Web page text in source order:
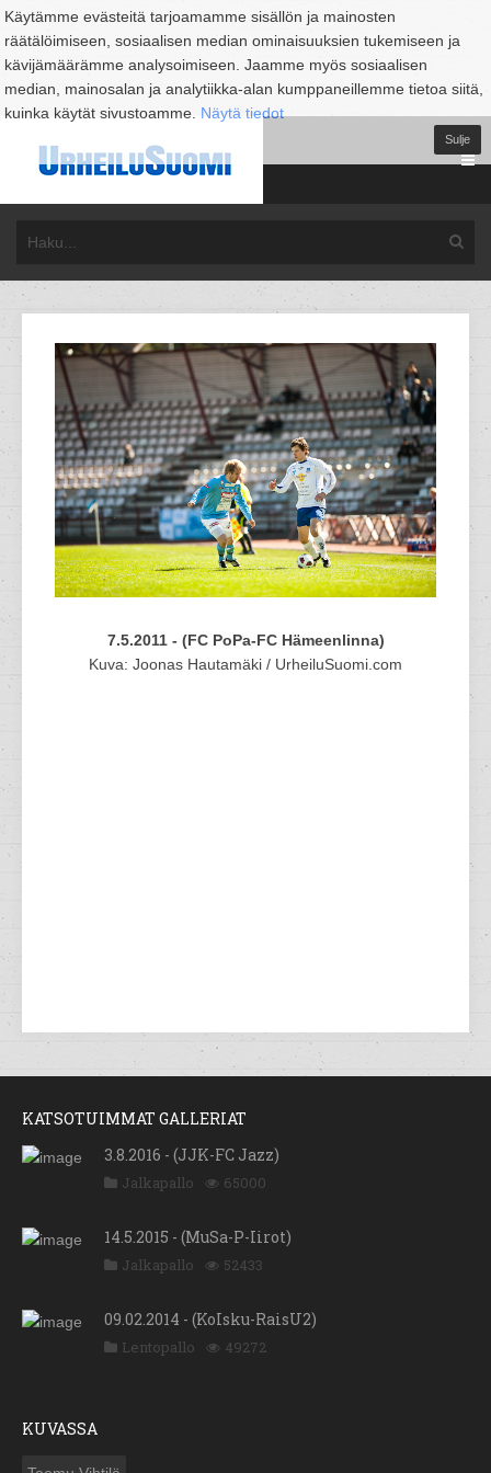
Käytämme evästeitä tarjoamamme sisällön ja mainosten
räätälöimiseen, sosiaalisen median ominaisuuksien tukemiseen ja
kävijämäärämme analysoimiseen. Jaamme myös sosiaalisen
median, mainosalan ja analytiikka-alan kumppaneillemme tietoa siitä,
kuinka käytät sivustoamme. Näytä tiedot
Sulje
7.5.2011 - (FC PoPa-FC Hämeenlinna)
Kuva: Joonas Hautamäki / UrheiluSuomi.com
KATSOTUIMMAT GALLERIAT
3.8.2016 - (JJK-FC Jazz)
Jalkapallo 65000
14.5.2015 - (MuSa-P-Iirot)
Jalkapallo 52433
09.02.2014 - (KoIsku-RaisU2)
Lentopallo 49272
KUVASSA